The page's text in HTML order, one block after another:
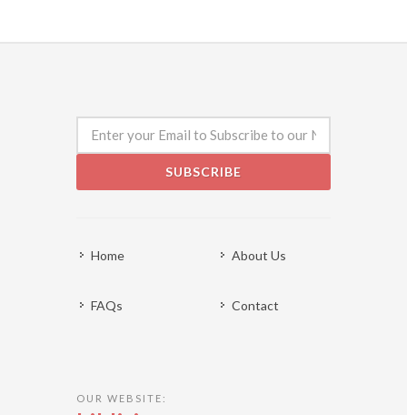
SUBSCRIBE
Home About Us
FAQs Contact
OUR WEBSITE: